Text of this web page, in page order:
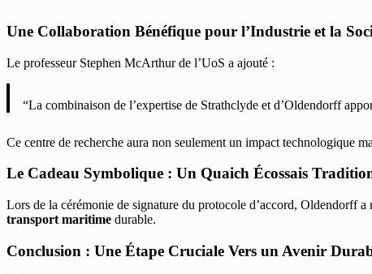
Une Collaboration Bénéfique pour l’Industrie et la
Le professeur Stephen McArthur de l’UoS a ajouté :
“La combinaison de l’expertise de Strathclyde et d’Oldendorff
Ce centre de recherche aura non seulement un impact technologique
Le Cadeau Symbolique : Un Quaich Écossais
Lors de la cérémonie de signature du protocole d’accord, Oldendorff
transport maritime durable.
Conclusion : Une Étape Cruciale Vers un Avenir